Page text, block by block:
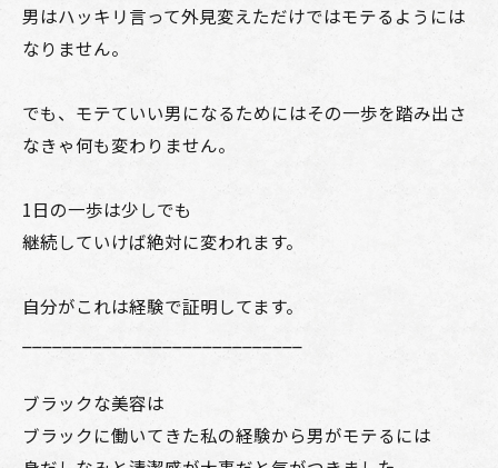
男はハッキリ言って外見変えただけではモテるようには
なりません。
でも、モテていい男になるためにはその一歩を踏み出さ
なきゃ何も変わりません。
1日の一歩は少しでも
継続していけば絶対に変われます。
自分がこれは経験で証明してます。
ブラックな美容は
ブラックに働いてきた私の経験から男がモテるには